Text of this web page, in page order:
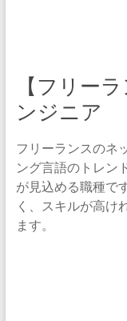
【フリー
ンジニア
フリーランスのネ
ング言語のトレン
が見込める職種で
く、スキルが高け
ます。